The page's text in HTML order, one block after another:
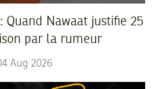
Quand Nawaat justifie 25
par la rumeur
Aug 2026